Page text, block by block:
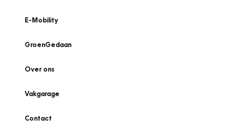
E-Mobility
GroenGedaan
Over ons
Vakgarage
Contact